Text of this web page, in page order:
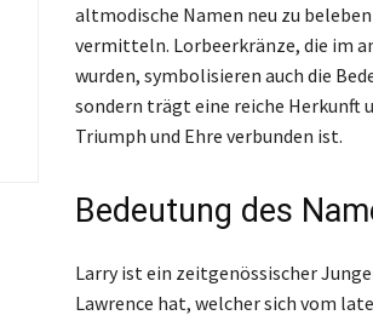
altmodische Namen neu zu
vermitteln. Lorbeerkränze, die im
wurden, symbolisieren auch die
sondern trägt eine reiche Herkunft
Triumph und Ehre verbunden ist.
Bedeutung des
Larry ist ein zeitgenössischer
Lawrence hat, welcher sich vom